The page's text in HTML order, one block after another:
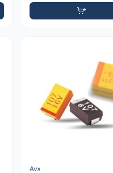
Avx